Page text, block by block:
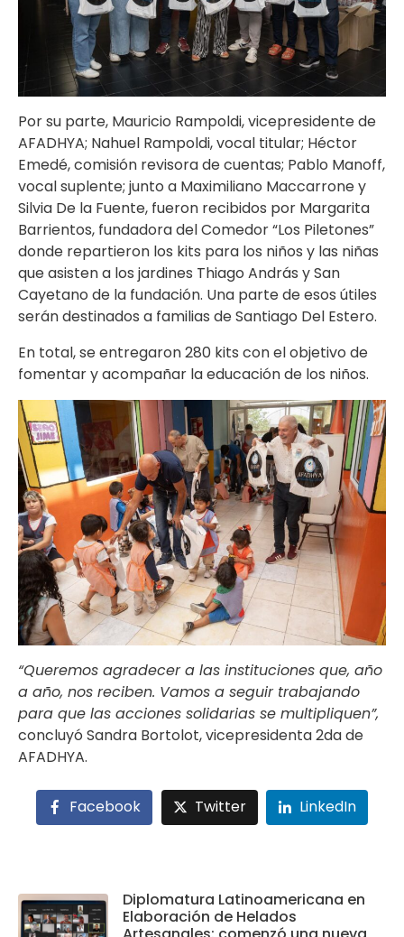
Por su parte, Mauricio Rampoldi, vicepresidente de
AFADHYA; Nahuel Rampoldi, vocal titular; Héctor
Emedé, comisión revisora de cuentas; Pablo Manoff,
vocal suplente; junto a Maximiliano Maccarrone y
Silvia De la Fuente, fueron recibidos por Margarita
Barrientos, fundadora del Comedor “Los Piletones”
donde repartieron los kits para los niños y las niñas
que asisten a los jardines Thiago András y San
Cayetano de la fundación. Una parte de esos útiles
serán destinados a familias de Santiago Del Estero.
En total, se entregaron 280 kits con el objetivo de
fomentar y acompañar la educación de los niños.
“Queremos agradecer a las instituciones que, año
a año, nos reciben. Vamos a seguir trabajando
para que las acciones solidarias se multipliquen”,
concluyó Sandra Bortolot, vicepresidenta 2da de
AFADHYA.
Facebook Twitter LinkedIn
Diplomatura Latinoamericana en
Elaboración de Helados